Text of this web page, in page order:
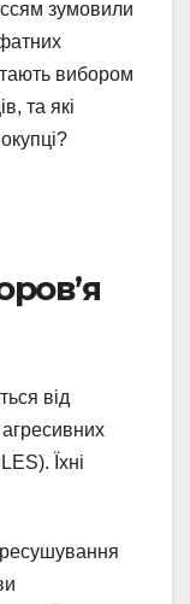
зумовили
вибором
та які
від
Їхні